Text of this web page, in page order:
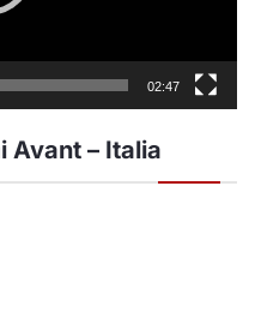
02:47
Avant – Italia